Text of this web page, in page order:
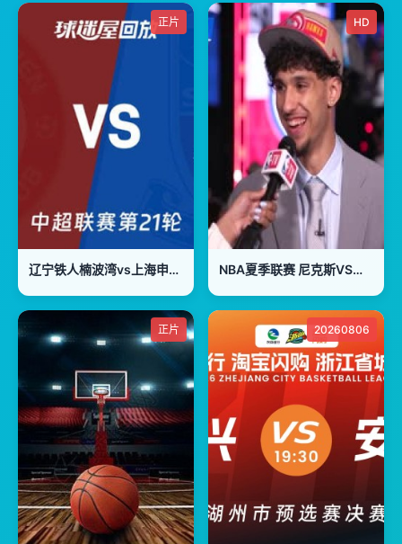
正片
辽宁铁人楠波湾vs上海申花 20260802
HD
NBA夏季联赛 尼克斯VS篮网 20240717
正片 20260806